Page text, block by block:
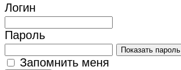
Логин
Пароль
Показать пароль
Запомнить меня